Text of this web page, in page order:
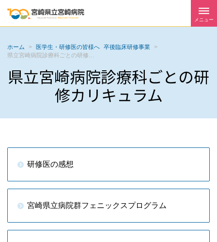
メニュー
ホーム > 医学生・研修医の皆様へ 卒後臨床研修事業 >
県立宮崎病院診療科ごとの研修カリキュラム
県立宮崎病院診療科ごとの研
修カリキュラム
研修医の感想
宮崎県立病院群フェニックスプログラム